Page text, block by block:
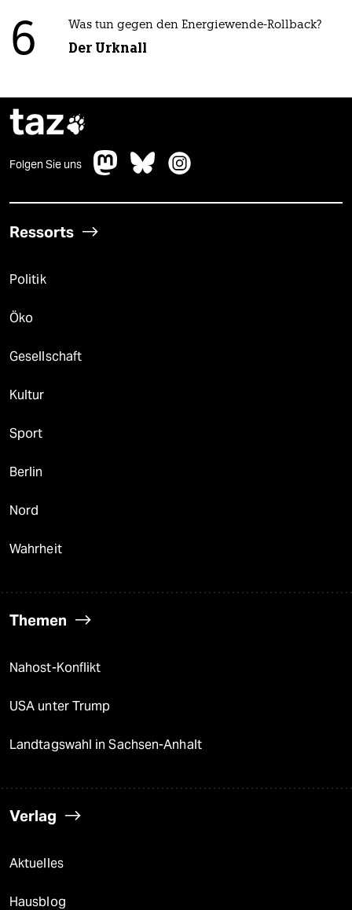
6 Was tun gegen den Energiewende-Rollback?
Der Urknall
taz
Folgen Sie uns
Ressorts
Politik
Öko
Gesellschaft
Kultur
Sport
Berlin
Nord
Wahrheit
Themen
Nahost-Konflikt
USA unter Trump
Landtagswahl in Sachsen-Anhalt
Verlag
Aktuelles
Hausblog